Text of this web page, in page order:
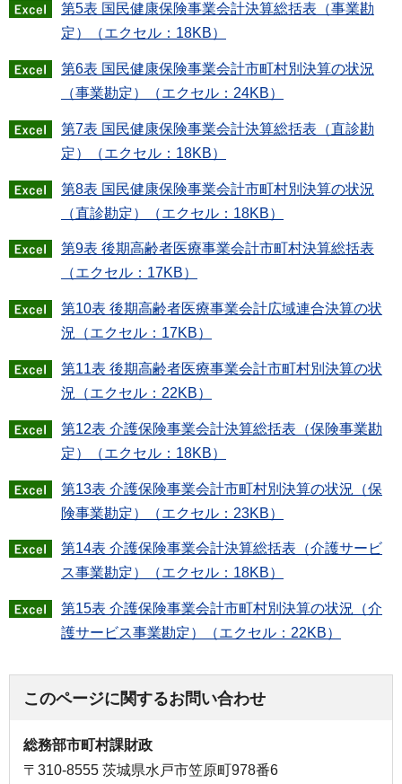
第5表 国民健康保険事業会計決算総括表（事業勘
定）（エクセル：18KB）
第6表 国民健康保険事業会計市町村別決算の状況
（事業勘定）（エクセル：24KB）
第7表 国民健康保険事業会計決算総括表（直診勘
定）（エクセル：18KB）
第8表 国民健康保険事業会計市町村別決算の状況
（直診勘定）（エクセル：18KB）
第9表 後期高齢者医療事業会計市町村決算総括表
（エクセル：17KB）
第10表 後期高齢者医療事業会計広域連合決算の状
況（エクセル：17KB）
第11表 後期高齢者医療事業会計市町村別決算の状
況（エクセル：22KB）
第12表 介護保険事業会計決算総括表（保険事業勘
定）（エクセル：18KB）
第13表 介護保険事業会計市町村別決算の状況（保
険事業勘定）（エクセル：23KB）
第14表 介護保険事業会計決算総括表（介護サービ
ス事業勘定）（エクセル：18KB）
第15表 介護保険事業会計市町村別決算の状況（介
護サービス事業勘定）（エクセル：22KB）
このページに関するお問い合わせ
総務部市町村課財政
〒310-8555 茨城県水戸市笠原町978番6